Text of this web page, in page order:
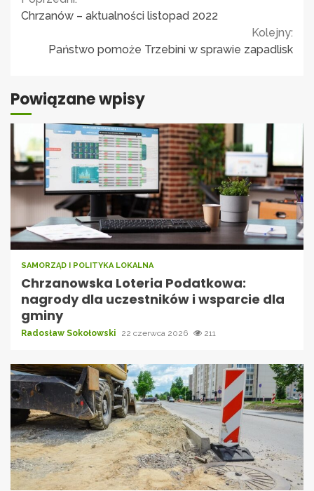
Chrzanów – aktualności listopad 2022
Kolejny:
Państwo pomoże Trzebini w sprawie zapadlisk
Powiązane wpisy
SAMORZĄD I POLITYKA LOKALNA
Chrzanowska Loteria Podatkowa:
nagrody dla uczestników i wsparcie dla
gminy
Radosław Sokołowski 22 czerwca 2026 211